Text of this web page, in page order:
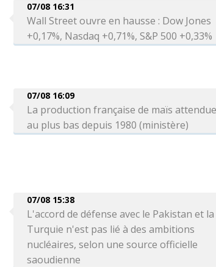
07/08 16:31
Wall Street ouvre en hausse : Dow Jones
+0,17%, Nasdaq +0,71%, S&P 500 +0,33%
07/08 16:09
La production française de maïs
au plus bas depuis 1980 (ministère)
07/08 15:38
L'accord de défense avec le Pakistan et la
Turquie n'est pas lié à des ambitions
nucléaires, selon une source officielle
saoudienne